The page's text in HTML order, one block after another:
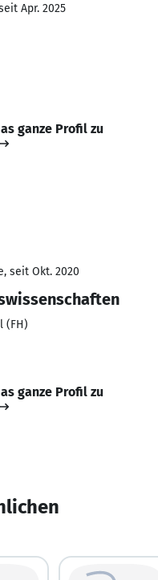
Apr. 2025
ganze Profil zu
seit Okt. 2020
(FH)
ganze Profil zu